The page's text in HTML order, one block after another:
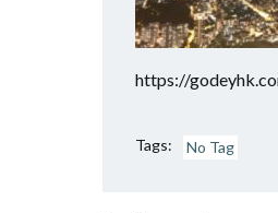
https://
Tags: No Tag